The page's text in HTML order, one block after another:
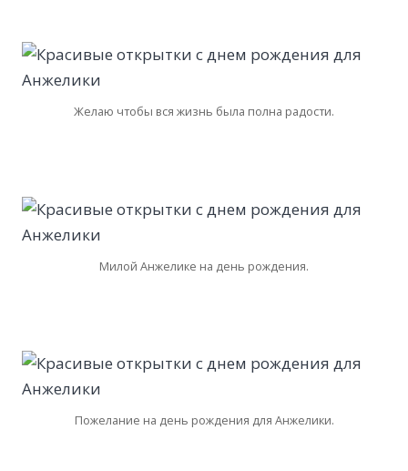
Желаю чтобы вся жизнь была полна радости.
Милой Анжелике на день рождения.
Пожелание на день рождения для Анжелики.